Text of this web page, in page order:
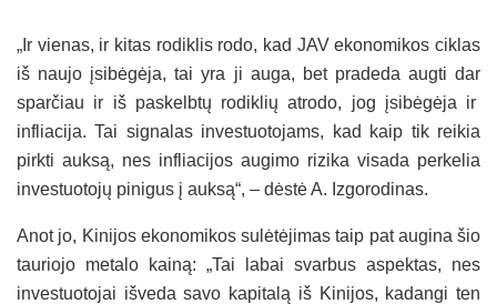
„Ir vienas, ir kitas rodiklis rodo, kad JAV ekonomikos ciklas
iš naujo įsibėgėja, tai yra ji auga, bet pradeda augti dar
sparčiau ir iš paskelbtų rodiklių atrodo, jog įsibėgėja ir
infliacija. Tai signalas investuotojams, kad kaip tik reikia
pirkti auksą, nes infliacijos augimo rizika visada perkelia
investuotojų pinigus į auksą“, – dėstė A. Izgorodinas.
Anot jo, Kinijos ekonomikos sulėtėjimas taip pat augina šio
tauriojo metalo kainą: „Tai labai svarbus aspektas, nes
investuotojai išveda savo kapitalą iš Kinijos, kadangi ten